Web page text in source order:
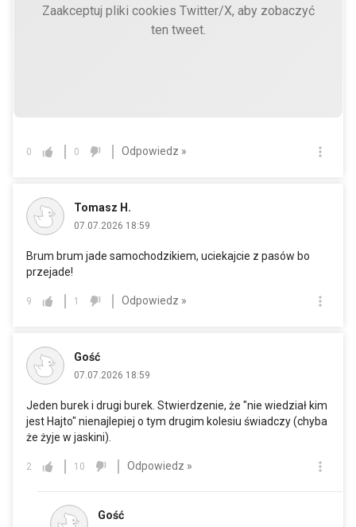
Zaakceptuj pliki cookies Twitter/X, aby zobaczyć
ten tweet.
0 0 Odpowiedz »
Tomasz H.
07.07.2026 18:59
Brum brum jade samochodzikiem, uciekajcie z pasów bo
przejade!
9 1 Odpowiedz »
Gość
07.07.2026 18:59
Jeden burek i drugi burek. Stwierdzenie, że "nie wiedział kim
jest Hajto" nienajlepiej o tym drugim kolesiu świadczy (chyba
że żyje w jaskini).
2 10 Odpowiedz »
Gość